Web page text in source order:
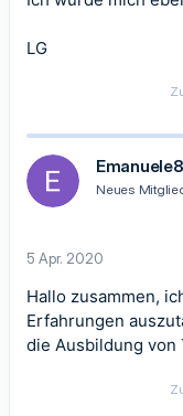
LG
Neues
5 Apr. 2020
Hallo zusammen,
Erfahrungen
die Ausbildung von